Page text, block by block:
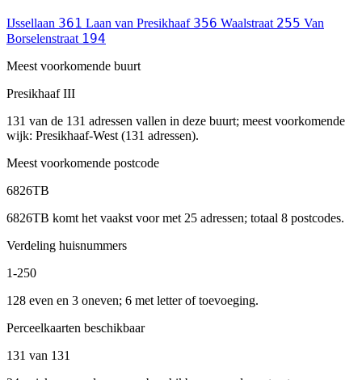
IJssellaan 361 Laan van Presikhaaf 356 Waalstraat 255 Van
Borselenstraat 194
Meest voorkomende buurt
Presikhaaf III
131 van de 131 adressen vallen in deze buurt; meest voorkomende
wijk: Presikhaaf-West (131 adressen).
Meest voorkomende postcode
6826TB
6826TB komt het vaakst voor met 25 adressen; totaal 8 postcodes.
Verdeling huisnummers
1-250
128 even en 3 oneven; 6 met letter of toevoeging.
Perceelkaarten beschikbaar
131 van 131